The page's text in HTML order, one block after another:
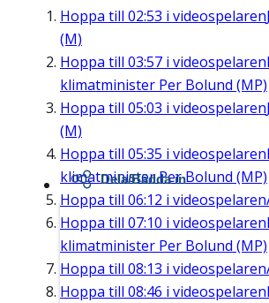
Hoppa till 02:53 i videospelaren
(M)
Hoppa till 03:57 i videospelaren
klimatminister Per Bolund (MP)
Hoppa till 05:03 i videospelaren
(M)
Hoppa till 05:35 i videospelaren
klimatminister Per Bolund (MP)
Hoppa till 06:12 i videospelaren
Hoppa till 07:10 i videospelaren
klimatminister Per Bolund (MP)
Hoppa till 08:13 i videospelaren
Hoppa till 08:46 i videospelaren
Dela/Bädda in